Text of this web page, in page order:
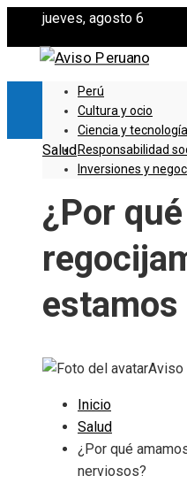
jueves, agosto 6
Perú
Cultura y ocio
Ciencia y tecnología
Responsabilidad
Inversiones y
Salud
¿Por
Aviso
Inicio
Salud
¿Por qué
nerviosos?